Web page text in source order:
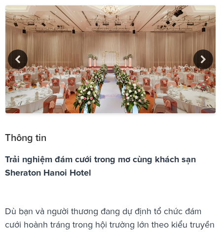
Thông tin
Trải nghiệm đám cưới trong mơ cùng khách sạn
Sheraton Hanoi Hotel
Dù bạn và người thương đang dự định tổ chức đám
cưới hoành tráng trong hội trường lớn theo kiểu truyền